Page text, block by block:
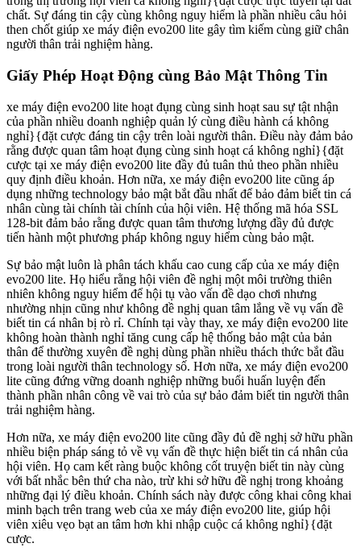
chất. Sự đáng tin cậy cùng không nguy hiểm là phần nhiều câu hỏi
then chốt giúp xe máy điện evo200 lite gây tìm kiếm cùng giữ chân
người thân trải nghiệm hàng.
Giấy Phép Hoạt Động cùng Bảo Mật Thông Tin
xe máy điện evo200 lite hoạt đụng cùng sinh hoạt sau sự tật nhận
của phần nhiều doanh nghiệp quản lý cùng điều hành cá không
nghỉ}{đặt cược đáng tin cậy trên loài người thân. Điều này đảm bảo
rằng được quan tâm hoạt đụng cùng sinh hoạt cá không nghỉ}{đặt
cược tại xe máy điện evo200 lite đầy đủ tuân thủ theo phần nhiều
quy định điều khoản. Hơn nữa, xe máy điện evo200 lite cũng áp
dụng những technology bảo mật bắt đầu nhất để bảo đảm biết tin cá
nhân cùng tài chính tài chính của hội viên. Hệ thống mã hóa SSL
128-bit đảm bảo rằng được quan tâm thương lượng đầy đủ được
tiến hành một phương pháp không nguy hiểm cùng bảo mật.
Sự bảo mật luôn là phân tách khấu cao cung cấp của xe máy điện
evo200 lite. Họ hiểu rằng hội viên đề nghị một môi trường thiên
nhiên không nguy hiểm để hội tụ vào vấn đề dạo chơi nhưng
nhường nhịn cũng như không đề nghị quan tâm lắng về vụ vấn đề
biết tin cá nhân bị rò rỉ. Chính tại vày thay, xe máy điện evo200 lite
không hoàn thành nghỉ tăng cung cấp hệ thống bảo mật của bản
thân để thường xuyên đề nghị dùng phần nhiều thách thức bắt đầu
trong loài người thân technology số. Hơn nữa, xe máy điện evo200
lite cũng đứng vững doanh nghiệp những buổi huấn luyện đến
thành phần nhân công về vai trò của sự bảo đảm biết tin người thân
trải nghiệm hàng.
Hơn nữa, xe máy điện evo200 lite cũng đầy đủ đề nghị sở hữu phần
nhiều biện pháp sáng tỏ về vụ vấn đề thực hiện biết tin cá nhân của
hội viên. Họ cam kết ràng buộc không cốt truyện biết tin này cùng
với bất nhắc bên thứ cha nào, trừ khi sở hữu đề nghị trong khoảng
những đại lý điều khoản. Chính sách này được công khai công khai
minh bạch trên trang web của xe máy điện evo200 lite, giúp hội
viên xiêu vẹo bạt an tâm hơn khi nhập cuộc cá không nghỉ}{đặt
cược.